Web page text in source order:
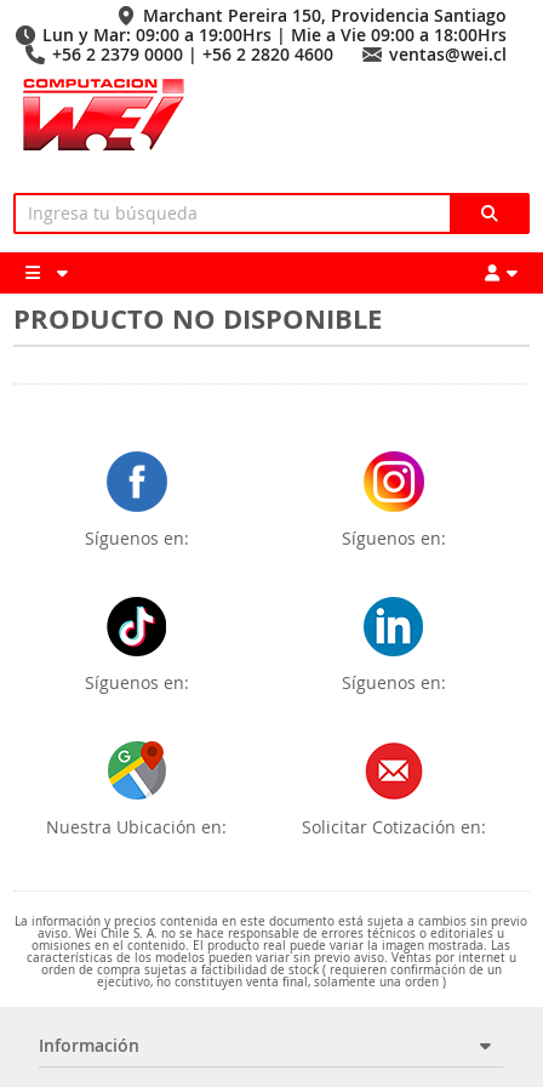
Marchant Pereira 150, Providencia Santiago
Lun y Mar: 09:00 a 19:00Hrs | Mie a Vie 09:00 a 18:00Hrs
+56 2 2379 0000 | +56 2 2820 4600
ventas@wei.cl
PRODUCTO NO DISPONIBLE
Síguenos en: Síguenos en:
Síguenos en: Síguenos en:
Nuestra Ubicación en: Solicitar Cotización en:
La información y precios contenida en este documento está sujeta a cambios sin previo
aviso. Wei Chile S. A. no se hace responsable de errores técnicos o editoriales u
omisiones en el contenido. El producto real puede variar la imagen mostrada. Las
características de los modelos pueden variar sin previo aviso. Ventas por internet u
orden de compra sujetas a factibilidad de stock ( requieren confirmación de un
ejecutivo, no constituyen venta final, solamente una orden )
Información